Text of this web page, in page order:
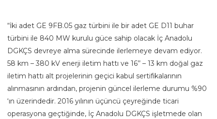
“İki adet GE 9FB.05 gaz türbini ile bir adet GE D11 buhar
türbini ile 840 MW kurulu güce sahip olacak İç Anadolu
DGKÇS devreye alma sürecinde ilerlemeye devam ediyor.
58 km – 380 kV enerji iletim hattı ve 16’’ – 13 km doğal gaz
iletim hattı alt projelerinin geçici kabul sertifikalarının
alınmasının ardından, projenin güncel ilerleme durumu %90
‘ın üzerindedir. 2016 yılının üçüncü çeyreğinde ticari
operasyona geçtiğinde, İç Anadolu DGKÇS işletmede olan